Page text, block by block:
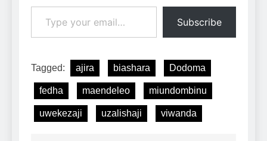
Type your email…
Subscribe
Tagged: ajira biashara Dodoma
fedha maendeleo miundombinu
uwekezaji uzalishaji viwanda